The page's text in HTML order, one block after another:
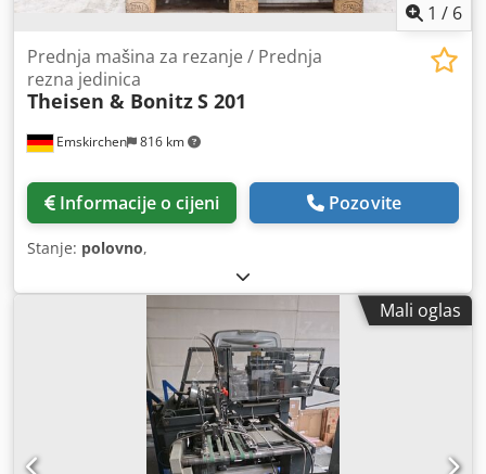
1 / 6
Emskirchen 816 km
Prednja mašina za rezanje / Prednja
rezna jedinica
Theisen & BonitzS 201
Informacije o cijeni Pozovite
Stanje: polovno,
Mali oglas